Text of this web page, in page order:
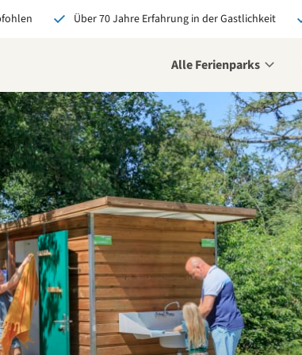
Über 70 Jahre Erfahrung in der Gastlichkeit
Alle Ferienparks